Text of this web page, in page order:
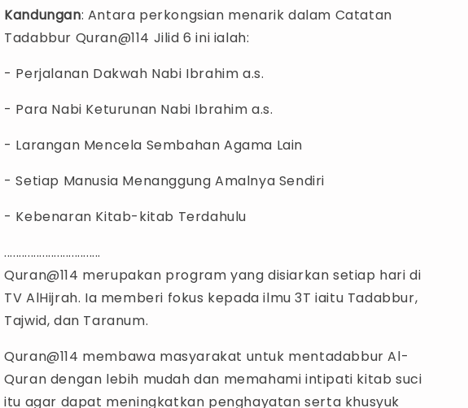
Kandungan: Antara perkongsian menarik dalam Catatan
Tadabbur Quran@114 Jilid 6 ini ialah:
- Perjalanan Dakwah Nabi Ibrahim a.s.
- Para Nabi Keturunan Nabi Ibrahim a.s.
- Larangan Mencela Sembahan Agama Lain
- Setiap Manusia Menanggung Amalnya Sendiri
- Kebenaran Kitab-kitab Terdahulu
.................................
Quran@114 merupakan program yang disiarkan setiap hari di
TV AlHijrah. Ia memberi fokus kepada ilmu 3T iaitu Tadabbur,
Tajwid, dan Taranum.
Quran@114 membawa masyarakat untuk mentadabbur Al-
Quran dengan lebih mudah dan memahami intipati kitab suci
itu agar dapat meningkatkan penghayatan serta khusyuk